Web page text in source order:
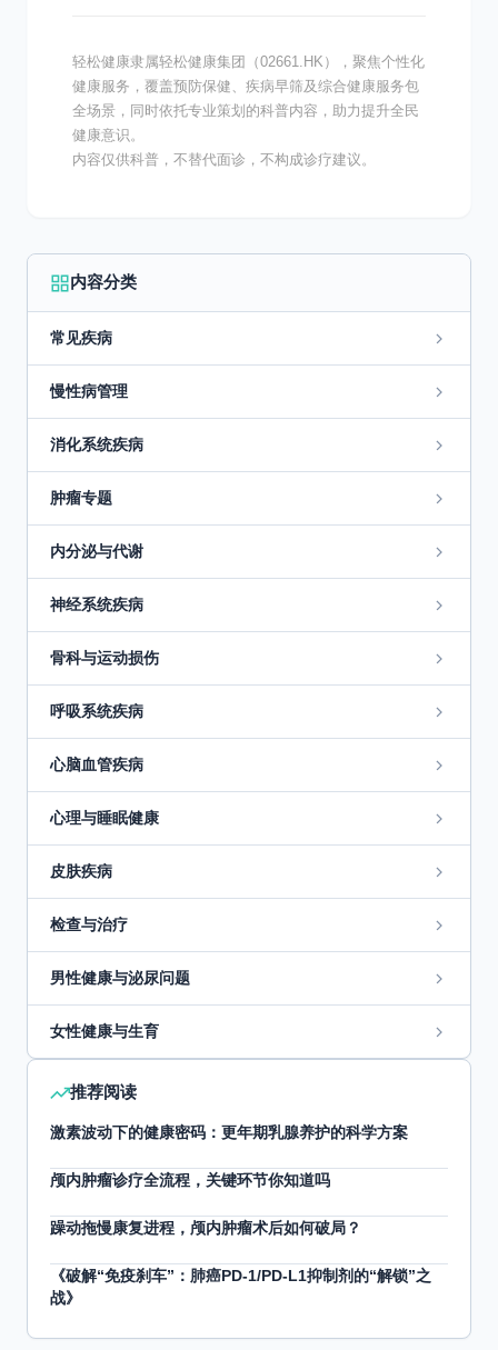
轻松健康隶属轻松健康集团（02661.HK），聚焦个性化
健康服务，覆盖预防保健、疾病早筛及综合健康服务包
全场景，同时依托专业策划的科普内容，助力提升全民
健康意识。
内容仅供科普，不替代面诊，不构成诊疗建议。
内容分类
常见疾病
慢性病管理
消化系统疾病
肿瘤专题
内分泌与代谢
神经系统疾病
骨科与运动损伤
呼吸系统疾病
心脑血管疾病
心理与睡眠健康
皮肤疾病
检查与治疗
男性健康与泌尿问题
女性健康与生育
推荐阅读
激素波动下的健康密码：更年期乳腺养护的科学方案
颅内肿瘤诊疗全流程，关键环节你知道吗
躁动拖慢康复进程，颅内肿瘤术后如何破局？
《破解“免疫刹车”：肺癌PD-1/PD-L1抑制剂的“解锁”之
战》